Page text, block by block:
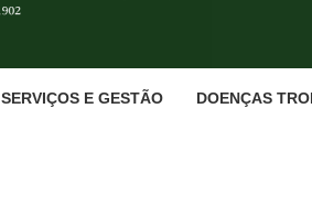
SERVIÇOS E GESTÃO DOENÇAS